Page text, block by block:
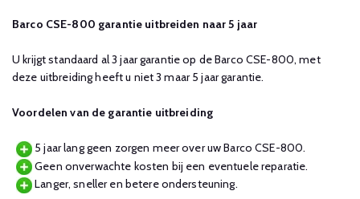
Barco CSE-800 garantie uitbreiden naar 5 jaar
U krijgt standaard al 3 jaar garantie op de Barco CSE-800, met
deze uitbreiding heeft u niet 3 maar 5 jaar garantie.
Voordelen van de garantie uitbreiding
5 jaar lang geen zorgen meer over uw Barco CSE-800.
Geen onverwachte kosten bij een eventuele reparatie.
Langer, sneller en betere ondersteuning.